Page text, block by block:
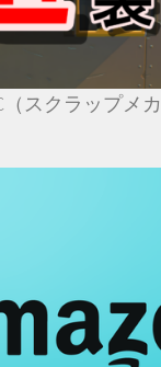
（スクラップメ